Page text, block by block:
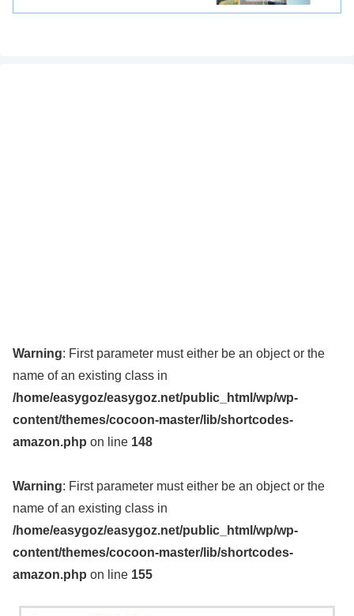
Warning: First parameter must either be an object or the
name of an existing class in
/home/easygoz/easygoz.net/public_html/wp/wp-
content/themes/cocoon-master/lib/shortcodes-
amazon.php on line 148
Warning: First parameter must either be an object or the
name of an existing class in
/home/easygoz/easygoz.net/public_html/wp/wp-
content/themes/cocoon-master/lib/shortcodes-
amazon.php on line 155